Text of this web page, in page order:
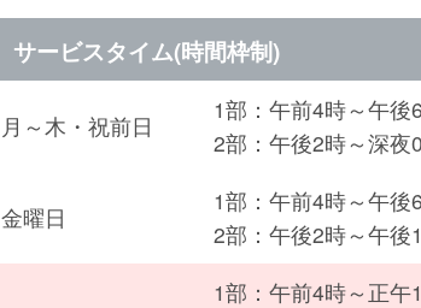
サービスタイム(時間枠制)
月～木・祝前日
1部：午前4時～午後
2部：午後2時～深夜
金曜日
1部：午前4時～午後
2部：午後2時～午後
1部：午前4時～正